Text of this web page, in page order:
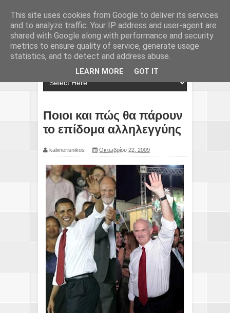
Ποιοι και πώς θα πάρουν
το επίδομα αλληλεγγύης
kalimerisnikos Οκτωβρίου 22, 2009
This site uses cookies from Google to deliver its services
and to analyze traffic. Your IP address and user-agent are
shared with Google along with performance and security
metrics to ensure quality of service, generate usage
statistics, and to detect and address abuse.
LEARN MORE GOT IT